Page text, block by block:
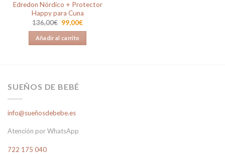
Edredon Nórdico + Protector
Happy para Cuna
136,00€ El
precio
original
era:
136,00€.
99,00€El
99,00€.
Añadir al carrito
SUEÑOS DE BEBÉ
info@sueñosdebebe.es
Atención por WhatsApp
722 175 040